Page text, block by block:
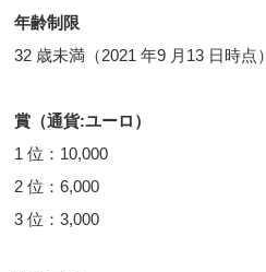
年齢制限
32 歳未満（2021 年9 月13 日時点）
賞（通貨:ユーロ）
1 位：10,000
2 位：6,000
3 位：3,000